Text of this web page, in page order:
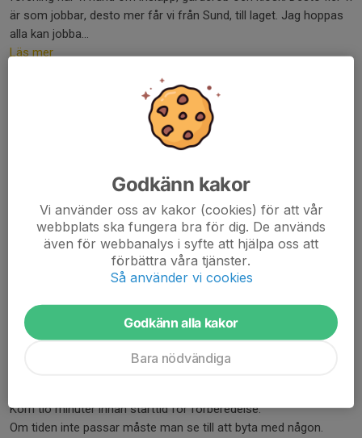
är som jobbar, desto mer får vi från Sund, till laget. Jag hoppas
alla kan jobba...
Läs mer
Sundcupen 13-15/2
0 kommentarer
Vi saknar en person på lördag 10:30-14:00.
På söndag saknas 1 10:30:14:30 samt tre till sista passet 14:30-
Meddela mig på 070-3800101
Sund Women Cup
1 kommentar
Kom tio minuter innan starttid för förberedelse.
Om tiden inte passar måste man se till att byta med någon.
Godkänn kakor
Vi använder oss av kakor (cookies) för att vår
webbplats ska fungera bra för dig. De används
även för webbanalys i syfte att hjälpa oss att
förbättra våra tjänster.
Så använder vi cookies
Godkänn alla kakor
Bara nödvändiga